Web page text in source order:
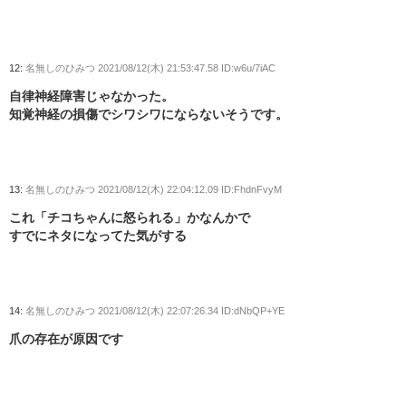
12: 名無しのひみつ 2021/08/12(木) 21:53:47.58 ID:w6u/7iAC
自律神経障害じゃなかった。
知覚神経の損傷でシワシワにならないそうです。
13: 名無しのひみつ 2021/08/12(木) 22:04:12.09 ID:FhdnFvyM
これ「チコちゃんに怒られる」かなんかで
すでにネタになってた気がする
14: 名無しのひみつ 2021/08/12(木) 22:07:26.34 ID:dNbQP+YE
爪の存在が原因です